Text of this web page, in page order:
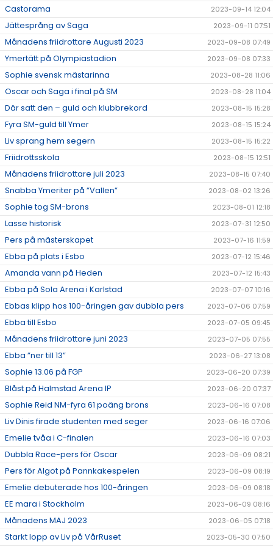
Castorama 2023-09-14 12:04
Jättesprång av Saga 2023-09-11 07:51
Månadens friidrottare Augusti 2023 2023-09-08 07:49
Ymertätt på Olympiastadion 2023-09-08 07:33
Sophie svensk mästarinna 2023-08-28 11:06
Oscar och Saga i final på SM 2023-08-28 11:04
Där satt den – guld och klubbrekord 2023-08-15 15:28
Fyra SM-guld till Ymer 2023-08-15 15:24
Liv sprang hem segern 2023-08-15 15:22
Friidrottsskola 2023-08-15 12:51
Månadens friidrottare juli 2023 2023-08-15 07:40
Snabba Ymeriter på ”Vallen” 2023-08-02 13:26
Sophie tog SM-brons 2023-08-01 12:18
Lasse historisk 2023-07-31 12:50
Pers på mästerskapet 2023-07-16 11:59
Ebba på plats i Esbo 2023-07-12 15:46
Amanda vann på Heden 2023-07-12 15:43
Ebba på Sola Arena i Karlstad 2023-07-07 10:16
Ebbas klipp hos 100-åringen gav dubbla pers 2023-07-06 07:59
Ebba till Esbo 2023-07-05 09:45
Månadens friidrottare juni 2023 2023-07-05 07:55
Ebba ”ner till 13” 2023-06-27 13:08
Sophie 13.06 på FGP 2023-06-20 07:39
Blåst på Halmstad Arena IP 2023-06-20 07:37
Sophie Reid NM-fyra 61 poäng brons 2023-06-16 07:08
Liv Dinis firade studenten med seger 2023-06-16 07:06
Emelie tvåa i C-finalen 2023-06-16 07:03
Dubbla Race-pers för Oscar 2023-06-09 08:21
Pers för Algot på Pannkakespelen 2023-06-09 08:19
Emelie debuterade hos 100-åringen 2023-06-09 08:18
EE mara i Stockholm 2023-06-09 08:16
Månadens MAJ 2023 2023-06-05 07:18
Starkt lopp av Liv på VårRuset 2023-05-30 07:50